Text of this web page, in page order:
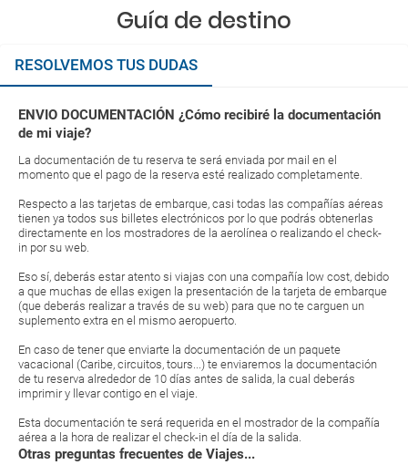
Guía de destino
RESOLVEMOS TUS DUDAS
ENVIO DOCUMENTACIÓN ¿Cómo recibiré la documentación
de mi viaje?
La documentación de tu reserva te será enviada por mail en el
momento que el pago de la reserva esté realizado completamente.
Respecto a las tarjetas de embarque, casi todas las compañías aéreas
tienen ya todos sus billetes electrónicos por lo que podrás obtenerlas
directamente en los mostradores de la aerolínea o realizando el check-
in por su web.
Eso sí, deberás estar atento si viajas con una compañía low cost, debido
a que muchas de ellas exigen la presentación de la tarjeta de embarque
(que deberás realizar a través de su web) para que no te carguen un
suplemento extra en el mismo aeropuerto.
En caso de tener que enviarte la documentación de un paquete
vacacional (Caribe, circuitos, tours...) te enviaremos la documentación
de tu reserva alrededor de 10 días antes de salida, la cual deberás
imprimir y llevar contigo en el viaje.
Esta documentación te será requerida en el mostrador de la compañía
aérea a la hora de realizar el check-in el día de la salida.
Otras preguntas frecuentes de Viajes...